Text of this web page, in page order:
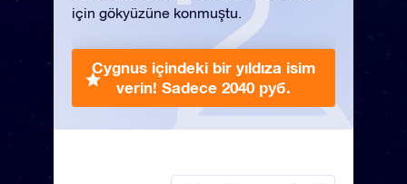
için gökyüzüne konmuştu.
Cygnus içindeki bir yıldıza isim
verin! Sadece 2040 руб.